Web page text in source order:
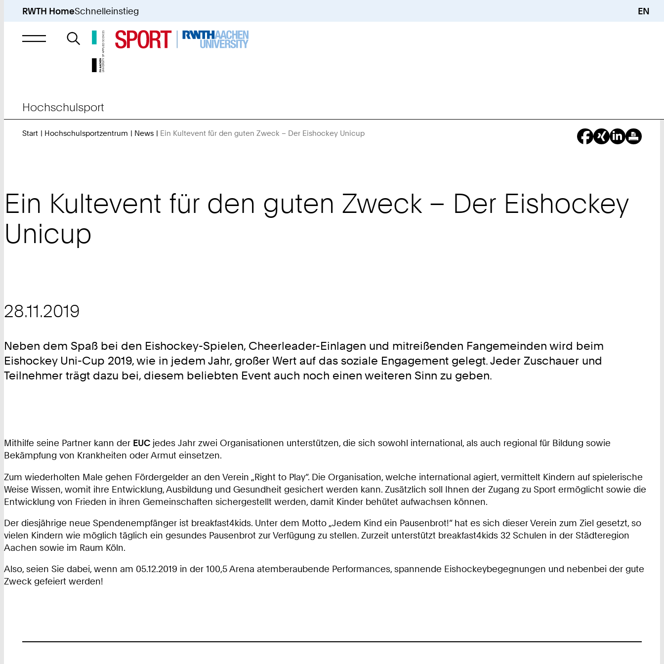
RWTH HomeSchnelleinstieg EN
Suche
nach
Hochschulsport
Start Hochschulsportzentrum News Ein Kultevent für den guten Zweck – Der Eishockey Unicup
Ein Kultevent für den guten Zweck – Der Eishockey
Unicup
28.11.2019
Neben dem Spaß bei den Eishockey-Spielen, Cheerleader-Einlagen und mitreißenden Fangemeinden wird beim
Eishockey Uni-Cup 2019, wie in jedem Jahr, großer Wert auf das soziale Engagement gelegt. Jeder Zuschauer und
Teilnehmer trägt dazu bei, diesem beliebten Event auch noch einen weiteren Sinn zu geben.
Mithilfe seine Partner kann der EUC jedes Jahr zwei Organisationen unterstützen, die sich sowohl international, als auch regional für Bildung sowie
Bekämpfung von Krankheiten oder Armut einsetzen.
Zum wiederholten Male gehen Fördergelder an den Verein „Right to Play“. Die Organisation, welche international agiert, vermittelt Kindern auf spielerische
Weise Wissen, womit ihre Entwicklung, Ausbildung und Gesundheit gesichert werden kann. Zusätzlich soll Ihnen der Zugang zu Sport ermöglicht sowie die
Entwicklung von Frieden in ihren Gemeinschaften sichergestellt werden, damit Kinder behütet aufwachsen können.
Der diesjährige neue Spendenempfänger ist breakfast4kids. Unter dem Motto „Jedem Kind ein Pausenbrot!“ hat es sich dieser Verein zum Ziel gesetzt, so
vielen Kindern wie möglich täglich ein gesundes Pausenbrot zur Verfügung zu stellen. Zurzeit unterstützt breakfast4kids 32 Schulen in der Städteregion
Aachen sowie im Raum Köln.
Also, seien Sie dabei, wenn am 05.12.2019 in der 100,5 Arena atemberaubende Performances, spannende Eishockeybegegnungen und nebenbei der gute
Zweck gefeiert werden!